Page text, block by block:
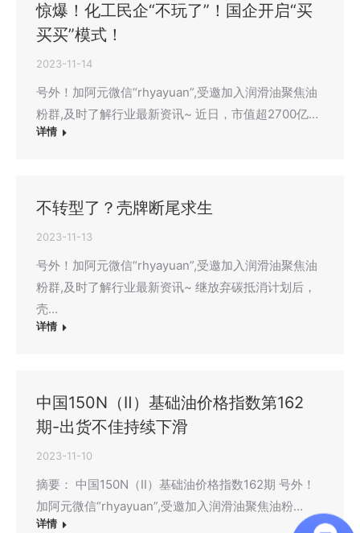
惊爆！化工民企“不玩了”！国企开启“买
买买”模式！
2023-11-14
号外！加阿元微信“rhyayuan”,受邀加入润滑油聚焦油
粉群,及时了解行业最新资讯~ 近日，市值超2700亿…
详情
不转型了？壳牌断尾求生
2023-11-13
号外！加阿元微信“rhyayuan”,受邀加入润滑油聚焦油
粉群,及时了解行业最新资讯~ 继放弃碳抵消计划后，
壳…
详情
中国150N（Ⅱ）基础油价格指数第162
期-出货不佳持续下滑
2023-11-10
摘要： 中国150N（Ⅱ）基础油价格指数162期 号外！
加阿元微信“rhyayuan”,受邀加入润滑油聚焦油粉…
详情